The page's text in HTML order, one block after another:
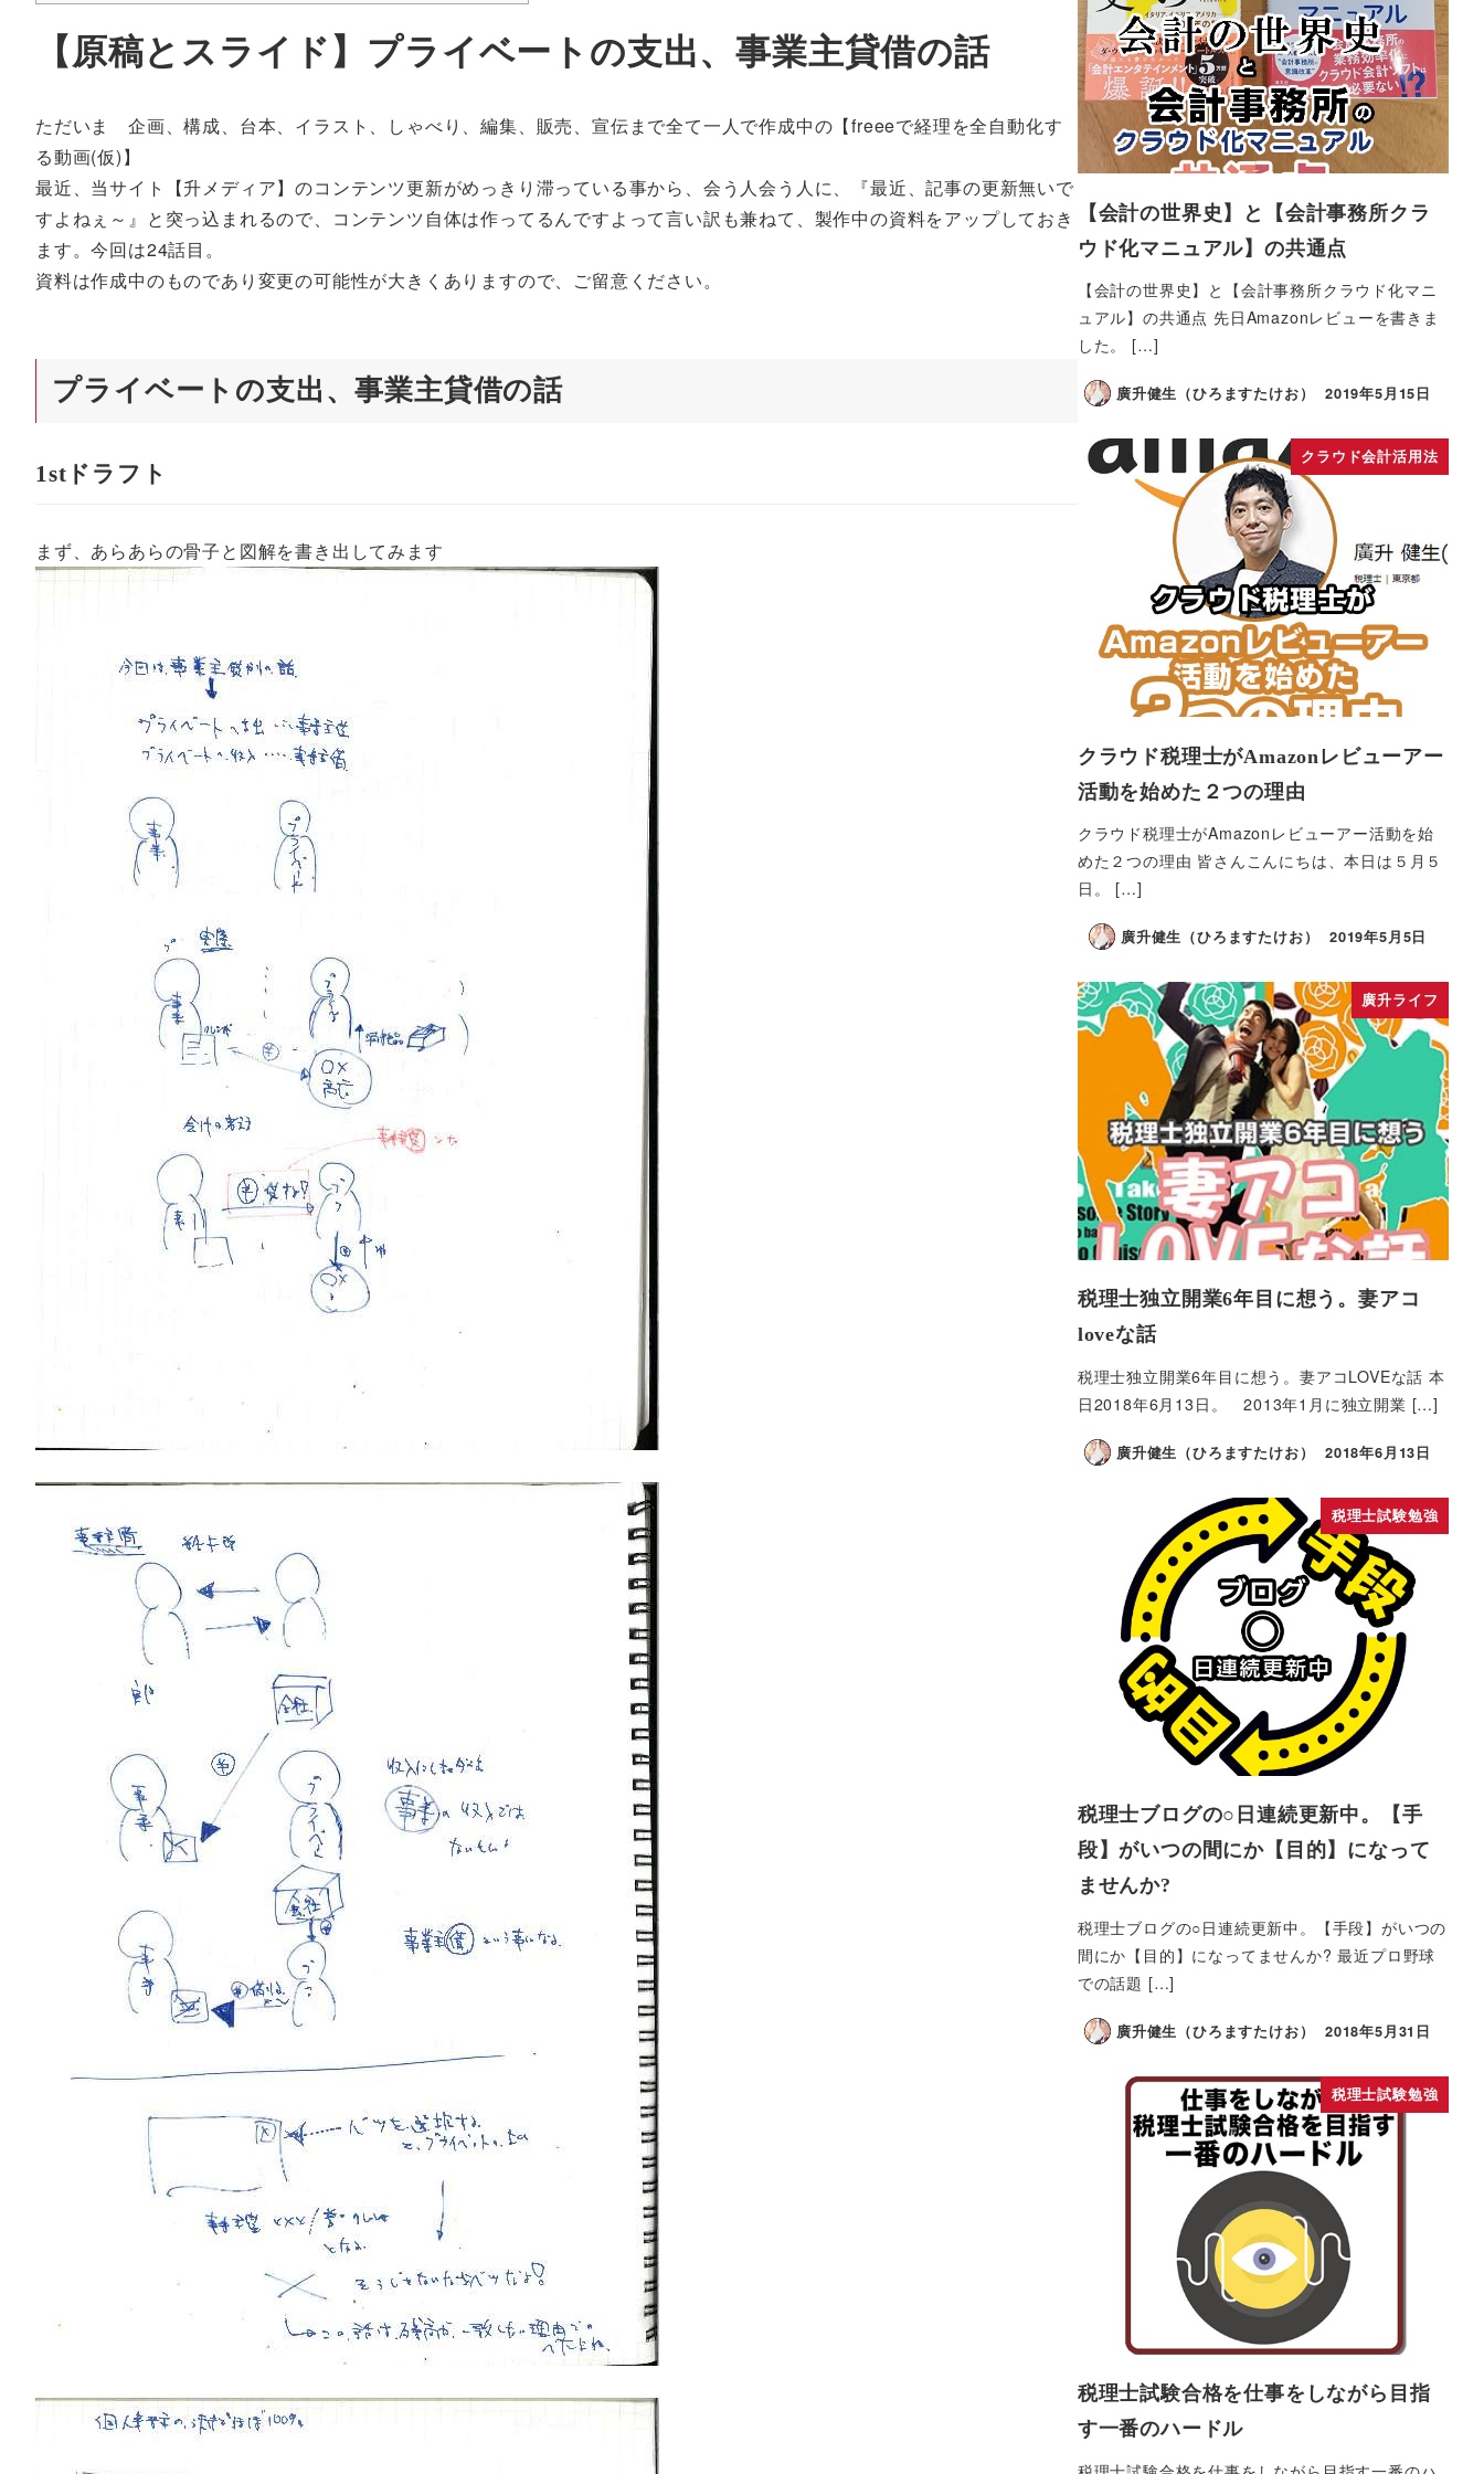
【原稿とスライド】プライベートの支出、事業主貸借の話
ただいま 企画、構成、台本、イラスト、しゃべり、編集、販売、宣伝まで全て一人で作成中の【freeeで経理を全自動化す
る動画(仮)】
最近、当サイト【升メディア】のコンテンツ更新がめっきり滞っている事から、会う人会う人に、『最近、記事の更新無いで
すよねぇ～』と突っ込まれるので、コンテンツ自体は作ってるんですよって言い訳も兼ねて、製作中の資料をアップしておき
ます。今回は24話目。
資料は作成中のものであり変更の可能性が大きくありますので、ご留意ください。
プライベートの支出、事業主貸借の話
1stドラフト
まず、あらあらの骨子と図解を書き出してみます
【会計の世界史】と【会計事務所クラ
ウド化マニュアル】の共通点
【会計の世界史】と【会計事務所クラウド化マニ
ュアル】の共通点 先日Amazonレビューを書きま
した。 […]
廣升健生（ひろますたけお） 2019年5月15日
クラウド会計活用法
クラウド税理士がAmazonレビューアー
活動を始めた２つの理由
クラウド税理士がAmazonレビューアー活動を始
めた２つの理由 皆さんこんにちは、本日は５月５
日。 […]
廣升健生（ひろますたけお） 2019年5月5日
廣升ライフ
税理士独立開業6年目に想う。妻アコ
loveな話
税理士独立開業6年目に想う。妻アコLOVEな話 本
日2018年6月13日。 2013年1月に独立開業 […]
廣升健生（ひろますたけお） 2018年6月13日
税理士試験勉強
税理士ブログの○日連続更新中。【手
段】がいつの間にか【目的】になって
ませんか?
税理士ブログの○日連続更新中。【手段】がいつの
間にか【目的】になってませんか? 最近プロ野球
での話題 […]
廣升健生（ひろますたけお） 2018年5月31日
税理士試験勉強
税理士試験合格を仕事をしながら目指
す一番のハードル